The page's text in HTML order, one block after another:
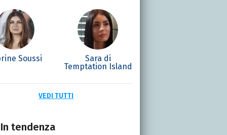
Soussi
Sara di
Temptation Island
VEDI TUTTI
In tendenza